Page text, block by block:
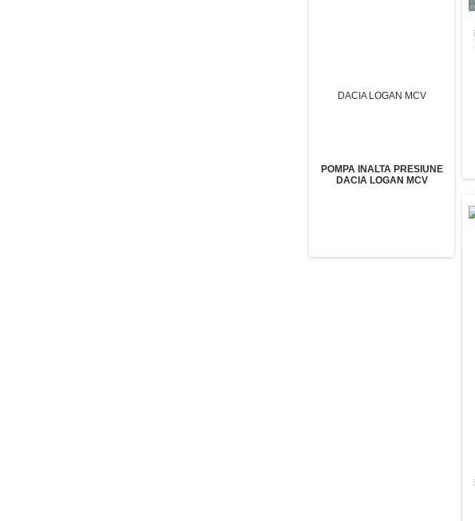
POMPA INALTA PRESIUNE
DACIA LOGAN MCV